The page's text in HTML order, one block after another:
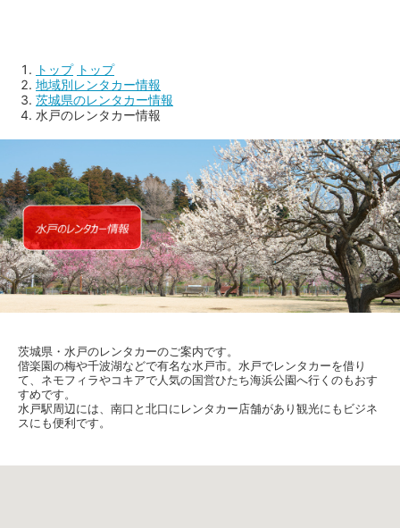
トップ トップ
地域別レンタカー情報
茨城県のレンタカー情報
水戸のレンタカー情報
茨城県・水戸のレンタカーのご案内です。
偕楽園の梅や千波湖などで有名な水戸市。水戸でレンタカーを借り
て、ネモフィラやコキアで人気の国営ひたち海浜公園へ行くのもおす
すめです。
水戸駅周辺には、南口と北口にレンタカー店舗があり観光にもビジネ
スにも便利です。